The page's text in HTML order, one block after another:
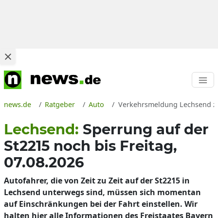
news.de Ratgeber Auto Verkehrsmeldung Lechsend
Lechsend: Sperrung auf der
St2215 noch bis Freitag,
07.08.2026
Autofahrer, die von Zeit zu Zeit auf der St2215 in
Lechsend unterwegs sind, müssen sich momentan
auf Einschränkungen bei der Fahrt einstellen. Wir
halten hier alle Informationen des Freistaates Bayern